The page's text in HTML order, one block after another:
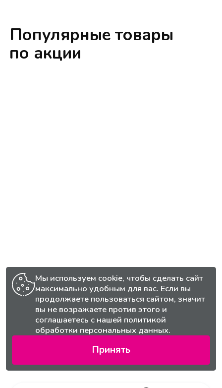
Популярные товары
по акции
Мы используем cookie, чтобы сделать сайт
максимально удобным для вас. Если вы
продолжаете пользоваться сайтом, значит
вы не возражаете против этого и
соглашаетесь с нашей политикой
обработки персональных данных.
Принять